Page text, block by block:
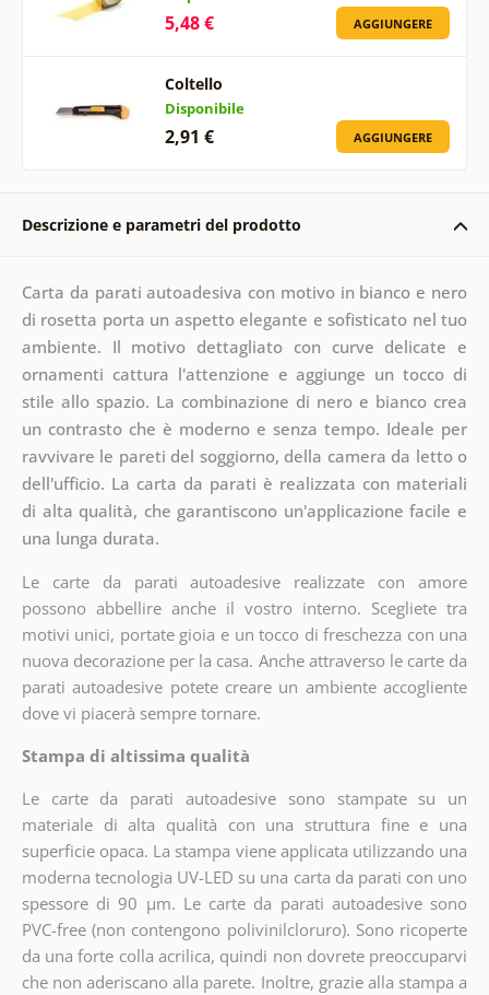
5,48 € AGGIUNGERE
Coltello
Disponibile
2,91 € AGGIUNGERE
Descrizione e parametri del prodotto
Carta da parati autoadesiva con motivo in bianco e nero
di rosetta porta un aspetto elegante e sofisticato nel tuo
ambiente. Il motivo dettagliato con curve delicate e
ornamenti cattura l'attenzione e aggiunge un tocco di
stile allo spazio. La combinazione di nero e bianco crea
un contrasto che è moderno e senza tempo. Ideale per
ravvivare le pareti del soggiorno, della camera da letto o
dell'ufficio. La carta da parati è realizzata con materiali
di alta qualità, che garantiscono un'applicazione facile e
una lunga durata.
Le carte da parati autoadesive realizzate con amore
possono abbellire anche il vostro interno. Scegliete tra
motivi unici, portate gioia e un tocco di freschezza con una
nuova decorazione per la casa. Anche attraverso le carte da
parati autoadesive potete creare un ambiente accogliente
dove vi piacerà sempre tornare.
Stampa di altissima qualità
Le carte da parati autoadesive sono stampate su un
materiale di alta qualità con una struttura fine e una
superficie opaca. La stampa viene applicata utilizzando una
moderna tecnologia UV-LED su una carta da parati con uno
spessore di 90 µm. Le carte da parati autoadesive sono
PVC-free (non contengono polivinilcloruro). Sono ricoperte
da una forte colla acrilica, quindi non dovrete preoccuparvi
che non aderiscano alla parete. Inoltre, grazie alla stampa a